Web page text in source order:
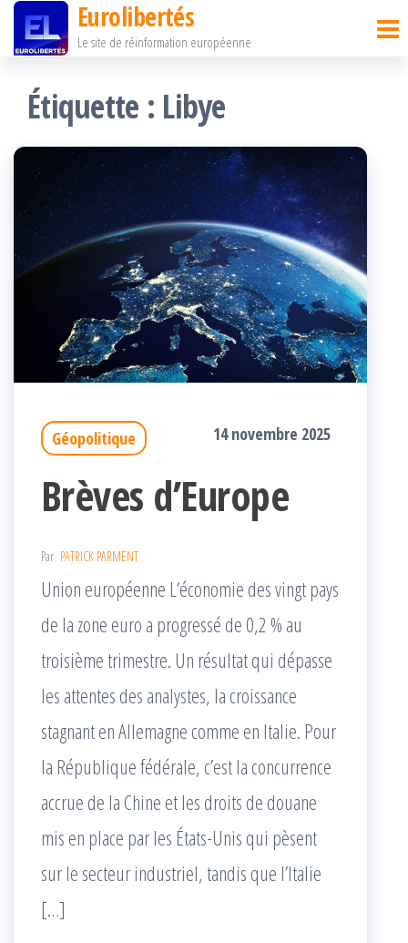
Passer
contenu
Eurolibertés
Le site de réinformation européenne
Étiquette : Libye
Géopolitique 14 novembre 2025
Brèves d’Europe
Par PATRICK PARMENT
Union européenne L’économie des vingt pays
de la zone euro a progressé de 0,2 % au
troisième trimestre. Un résultat qui dépasse
les attentes des analystes, la croissance
stagnant en Allemagne comme en Italie. Pour
la République fédérale, c’est la concurrence
accrue de la Chine et les droits de douane
mis en place par les États-Unis qui pèsent
sur le secteur industriel, tandis que l’Italie
[…]